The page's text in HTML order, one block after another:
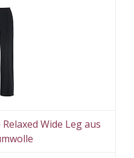
Wide Leg aus